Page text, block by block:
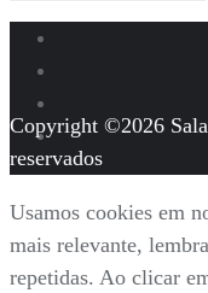
Copyright ©2026
reservados
Usamos cookies em
mais relevante,
repetidas. Ao clicar